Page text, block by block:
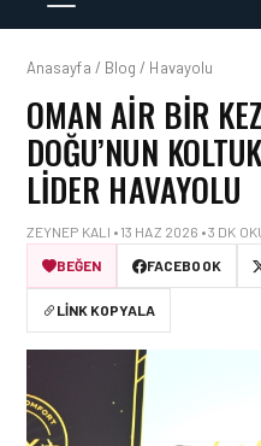
Anasayfa / Blog / Havayolu
OMAN AIR BIR
DOĞU’NUN
LIDER HAVAYOLU
ZEYNEP KALI • 13 HAZ 2026 • 3 DK
BEĞEN
FACEBOOK
LINK KOPYALA